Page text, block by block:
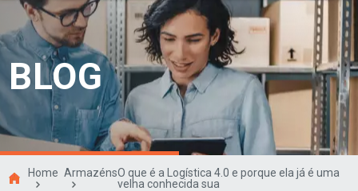
BLOG
Home ArmazénsO que é a Logística 4.0 e porque ela já é uma
velha conhecida sua